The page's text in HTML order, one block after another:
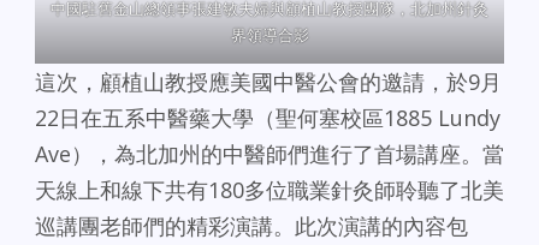
中國駐舊金山總領事張建敏夫婦與顧植山教授團隊，北加州針灸
界領導合影
這次，顧植山教授應美國中醫公會的邀請，於9月
22日在五系中醫藥大學（聖何塞校區1885 Lundy
Ave），為北加州的中醫師們進行了首場講座。當
天線上和線下共有180多位職業針灸師聆聽了北美
巡講團老師們的精彩演講。此次演講的內容包